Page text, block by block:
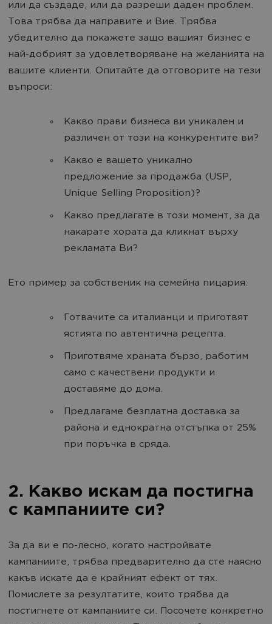
или да създаде, или да разреши даден проблем.
Това трябва да направите и Вие. Трябва
убедително да покажете защо вашият бизнес е
най-добрият за удовлетворяване на желанията на
вашите клиенти. Опитайте да отговорите на тези
въпроси:
Какво прави бизнеса ви уникален и
различен от този на конкурентите ви?
Какво е вашето уникално
предложение за продажба (USP,
Unique Selling Proposition)?
Какво предлагате в този момент, за да
накарате хората да кликнат върху
рекламата Ви?
Ето пример за собственик на семейна пицария:
Готвачите са италианци и приготвят
ястията по автентична рецепта.
Приготвяме храната бързо, работим
само с качествени продукти и
доставяме до дома.
Предлагаме безплатна доставка за
района и еднократна отстъпка от 25%
при поръчка в сряда.
2. Какво искам да постигна
с кампаниите си?
За да ви е по-лесно, когато настройвате
кампаниите, трябва предварително да сте наясно
какъв искате да е крайният ефект от тях.
Помислете за резултатите, които трябва да
постигнете от кампаниите си. Посочете конкретно